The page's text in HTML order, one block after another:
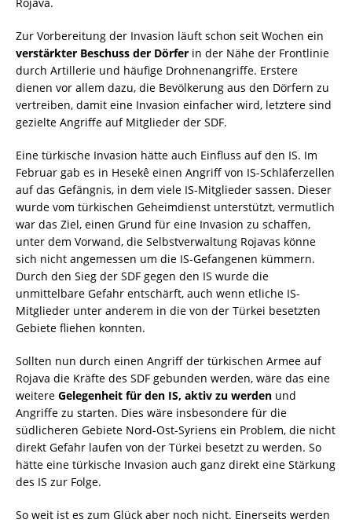
Zur Vorbereitung der Invasion läuft schon seit Wochen ein
verstärkter Beschuss der Dörfer in der Nähe der Frontlinie
durch Artillerie und häufige Drohnenangriffe. Erstere
dienen vor allem dazu, die Bevölkerung aus den Dörfern zu
vertreiben, damit eine Invasion einfacher wird, letztere sind
gezielte Angriffe auf Mitglieder der SDF.
Eine türkische Invasion hätte auch Einfluss auf den IS. Im
Februar gab es in Hesekê einen Angriff von IS-Schläferzellen
auf das Gefängnis, in dem viele IS-Mitglieder sassen. Dieser
wurde vom türkischen Geheimdienst unterstützt, vermutlich
war das Ziel, einen Grund für eine Invasion zu schaffen,
unter dem Vorwand, die Selbstverwaltung Rojavas könne
sich nicht angemessen um die IS-Gefangenen kümmern.
Durch den Sieg der SDF gegen den IS wurde die
unmittelbare Gefahr entschärft, auch wenn etliche IS-
Mitglieder unter anderem in die von der Türkei besetzten
Gebiete fliehen konnten.
Sollten nun durch einen Angriff der türkischen Armee auf
Rojava die Kräfte des SDF gebunden werden, wäre das eine
weitere Gelegenheit für den IS, aktiv zu werden und
Angriffe zu starten. Dies wäre insbesondere für die
südlicheren Gebiete Nord-Ost-Syriens ein Problem, die nicht
direkt Gefahr laufen von der Türkei besetzt zu werden. So
hätte eine türkische Invasion auch ganz direkt eine Stärkung
des IS zur Folge.
So weit ist es zum Glück aber noch nicht. Einerseits werden